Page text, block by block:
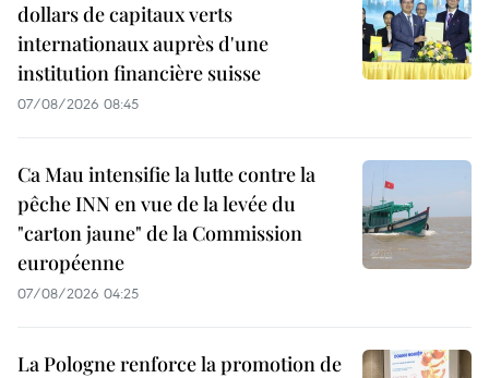
dollars de capitaux verts
internationaux auprès d'une
institution financière suisse
07/08/2026 08:45
Ca Mau intensifie la lutte contre la
pêche INN en vue de la levée du
"carton jaune" de la Commission
européenne
07/08/2026 04:25
La Pologne renforce la promotion de